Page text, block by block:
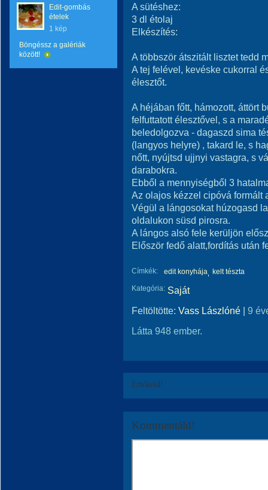
Edit-gombás
ételek
1 kép
Böngéssz a galériák
között!
A sütéshez:
3 dl étolaj
Elkészítés:
A többször átszitált lisztet tedd
A tej felével, kevéske cukorral
élesztőt.
A héjában főtt, hámozott, áttört
felfuttatott élesztővel, s a
beledolgozva - dagaszd sima
(langyos helyre) , takard le, s
nőtt, nyújtsd ujjnyi vastagra, s
darabokra.
Ebből a mennyiségből 3
Az olajos kézzel cipóvá formált
Végül a lángosokat húzogasd
oldalukon süsd pirosra.
A lángos alsó fele kerüljön
Először fedő alatt,fordítás után
Címkék: edit konyhája
kelt tészta
Kategória: Saját
Feltöltötte: Vass Lászlóné | 9
Látta 948 ember.
Értékeld!
Kommentáld!